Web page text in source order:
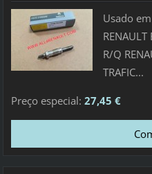
Usado
RENAULT
R/Q
TRAFIC...
Preço especial: 27,45 €